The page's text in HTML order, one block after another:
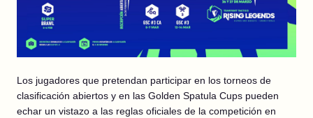
Los jugadores que pretendan participar en los torneos de
clasificación abiertos y en las Golden Spatula Cups pueden
echar un vistazo a las reglas oficiales de la competición en